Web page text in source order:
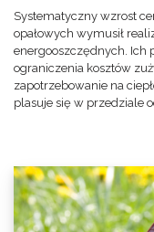
Systematyczny wzrost
opałowych wymusił
energooszczędnych. Ich
ograniczenia kosztów
zapotrzebowanie na
plasuje się w przedziale